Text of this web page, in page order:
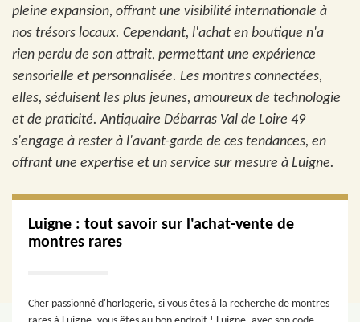
pleine expansion, offrant une visibilité internationale à
nos trésors locaux. Cependant, l'achat en boutique n'a
rien perdu de son attrait, permettant une expérience
sensorielle et personnalisée. Les montres connectées,
elles, séduisent les plus jeunes, amoureux de technologie
et de praticité. Antiquaire Débarras Val de Loire 49
s'engage à rester à l'avant-garde de ces tendances, en
offrant une expertise et un service sur mesure à Luigne.
Luigne : tout savoir sur l'achat-vente de
montres rares
Cher passionné d'horlogerie, si vous êtes à la recherche de montres